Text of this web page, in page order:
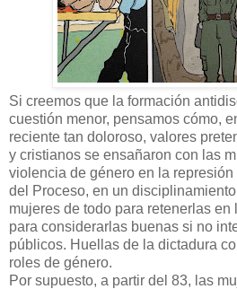
Si creemos que la formación
cuestión menor, pensamos cómo,
reciente tan doloroso, valores
y cristianos se ensañaron con las
violencia de género en la
del Proceso, en un
mujeres de todo para retenerlas
para considerarlas buenas si no
públicos. Huellas de la dictadura
roles de género.
Por supuesto, a partir del 83, las